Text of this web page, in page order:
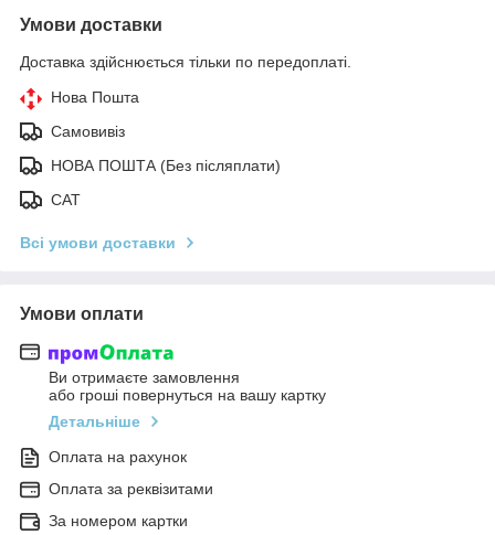
Умови доставки
Доставка здійснюється тільки по передоплаті.
Нова Пошта
Самовивіз
НОВА ПОШТА (Без післяплати)
САТ
Всі умови доставки
Умови оплати
Ви отримаєте замовлення
або гроші повернуться на вашу картку
Детальніше
Оплата на рахунок
Оплата за реквізитами
За номером картки